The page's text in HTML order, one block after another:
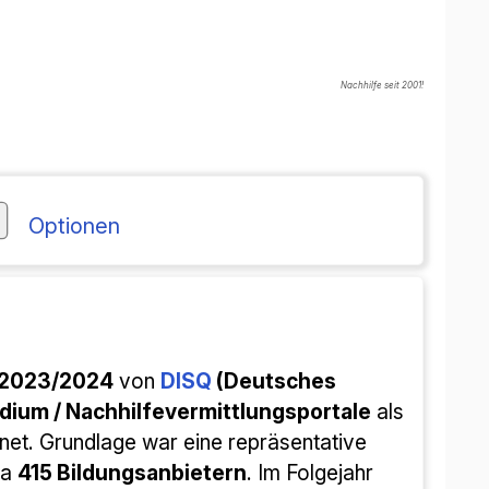
Nachhilfe seit 2001!
Optionen
2024 von DISQ (Deutsches
/ Nachhilfevermittlungsportale als
Grundlage war eine repräsentative
415 Bildungsanbietern. Im Folgejahr